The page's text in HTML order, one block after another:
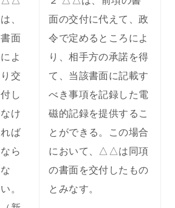
は、
書面
によ
り交
付し
なけ
れば
なら
な
い。
面の交付に代えて、政
令で定めるところによ
り、相手方の承諾を得
て、当該書面に記載す
べき事項を記録した電
磁的記録を提供するこ
とができる。この場合
において、△△は同項
の書面を交付したもの
とみなす。